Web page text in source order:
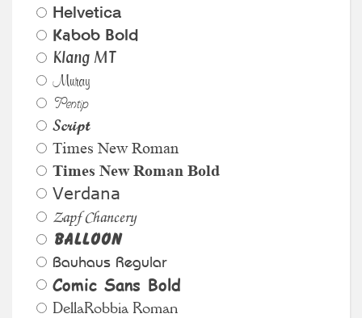
Helvetica
Kabob Bold
Klang MT
Muray
Pentip
Script
Times New Roman
Times New Roman Bold
Verdana
Zapf Chancery
Balloon
Bauhaus Regular
Comic Sans Bold
DellaRobbia Roman